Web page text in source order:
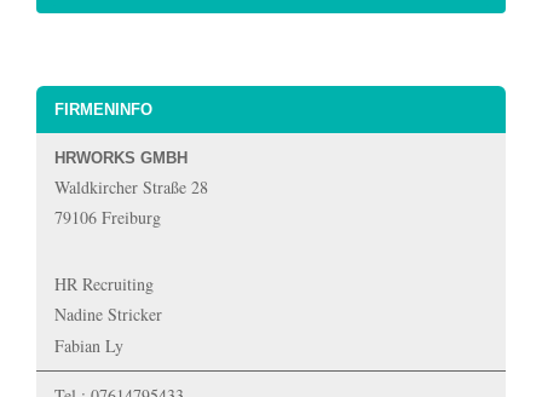
FIRMENINFO
HRWORKS GMBH
Waldkircher Straße 28
79106 Freiburg
HR Recruiting
Nadine Stricker
Fabian Ly